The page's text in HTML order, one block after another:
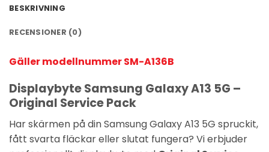
BESKRIVNING
RECENSIONER (0)
Gäller modellnummer SM-A136B
Displaybyte Samsung Galaxy A13 5G –
Original Service Pack
Har skärmen på din Samsung Galaxy A13 5G spruckit,
fått svarta fläckar eller slutat fungera? Vi erbjuder